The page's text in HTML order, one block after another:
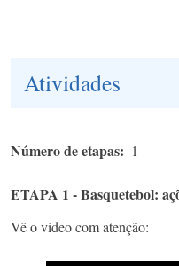
Atividades
Número de etapas 1
ETAPA 1 - Basquetebol:
Vê o vídeo com atenção: